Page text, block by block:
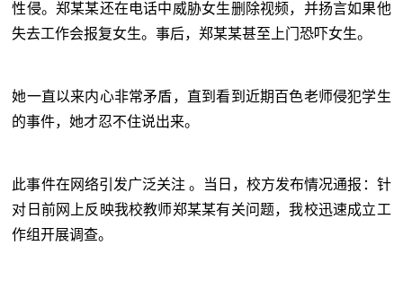
性侵。郑某某还在电话中威胁女生删除视频，并扬言如果他
失去工作会报复女生。事后，郑某某甚至上门恐吓女生。
她一直以来内心非常矛盾，直到看到近期百色老师侵犯学生
的事件，她才忍不住说出来。
此事件在网络引发广泛关注 。当日，校方发布情况通报：针
对日前网上反映我校教师郑某某有关问题，我校迅速成立工
作组开展调查。